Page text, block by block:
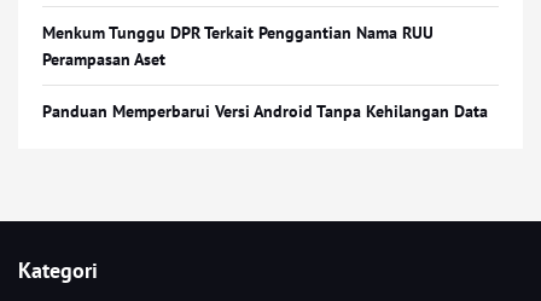
Menkum Tunggu DPR Terkait Penggantian Nama RUU
Perampasan Aset
Panduan Memperbarui Versi Android Tanpa Kehilangan Data
Kategori